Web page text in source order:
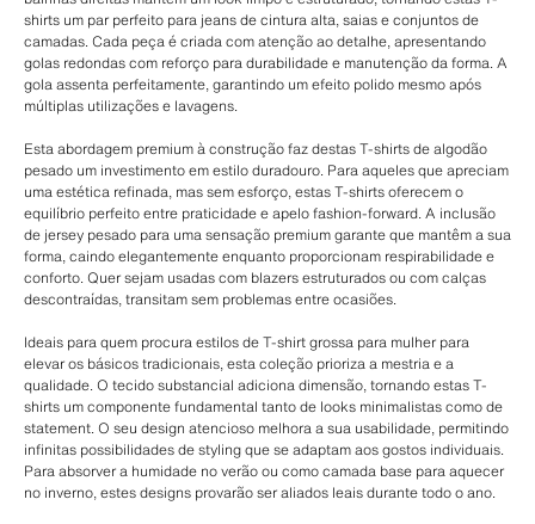
shirts um par perfeito para jeans de cintura alta, saias e conjuntos de
camadas. Cada peça é criada com atenção ao detalhe, apresentando
golas redondas com reforço para durabilidade e manutenção da forma. A
gola assenta perfeitamente, garantindo um efeito polido mesmo após
múltiplas utilizações e lavagens.
Esta abordagem premium à construção faz destas T-shirts de algodão
pesado um investimento em estilo duradouro. Para aqueles que apreciam
uma estética refinada, mas sem esforço, estas T-shirts oferecem o
equilíbrio perfeito entre praticidade e apelo fashion-forward. A inclusão
de jersey pesado para uma sensação premium garante que mantêm a sua
forma, caindo elegantemente enquanto proporcionam respirabilidade e
conforto. Quer sejam usadas com blazers estruturados ou com calças
descontraídas, transitam sem problemas entre ocasiões.
Ideais para quem procura estilos de T-shirt grossa para mulher para
elevar os básicos tradicionais, esta coleção prioriza a mestria e a
qualidade. O tecido substancial adiciona dimensão, tornando estas T-
shirts um componente fundamental tanto de looks minimalistas como de
statement. O seu design atencioso melhora a sua usabilidade, permitindo
infinitas possibilidades de styling que se adaptam aos gostos individuais.
Para absorver a humidade no verão ou como camada base para aquecer
no inverno, estes designs provarão ser aliados leais durante todo o ano.